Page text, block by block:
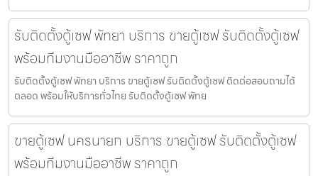
รับติดตั้งตู้เซฟ พัทยา บริการ ขายตู้เซฟ รับติดตั้งตู้เซฟ
พร้อมทีมงานมืออาชีพ ราคาถูก
รับติดตั้งตู้เซฟ พัทยา บริการ ขายตู้เซฟ รับติดตั้งตู้เซฟ ติดต่อสอบถามได้
ตลอด พร้อมให้บริการทั่วไทย รับติดตั้งตู้เซฟ พัทย
ขายตู้เซฟ นครนายก บริการ ขายตู้เซฟ รับติดตั้งตู้เซฟ
พร้อมทีมงานมืออาชีพ ราคาถูก